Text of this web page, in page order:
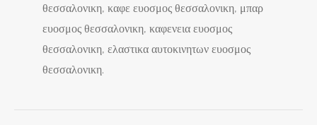
θεσσαλονικη, καφε ευοσμος θεσσαλονικη, μπαρ
ευοσμος θεσσαλονικη, καφενεια ευοσμος
θεσσαλονικη, ελαστικα αυτοκινητων ευοσμος
θεσσαλονικη.